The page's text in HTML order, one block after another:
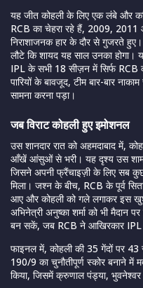
यह जीत कोहली के लिए एक लंबे और
RCB का चेहरा रहे हैं, 2009,
निराशाजनक हार के दौर से गुजरते
लौटे कि शायद यह साल उनका होगा।
IPL के सभी 18 सीज़न में सिर्फ RCB
पारियों के बावजूद, टीम बार-बार
सामना करना पड़ा।
जब विराट कोहली हुए इमोशनल
उस शानदार रात को अहमदाबाद में,
आँखें आंसुओं से भरी। यह दृश्य उस शाम
जिसने अपनी फ्रैंचाइज़ी के लिए सब
मिला। जश्न के बीच, RCB के पूर्व
आए और कोहली को गले लगाकर इस
अभिनेत्री अनुष्का शर्मा को भी मैदान
बन सकें, जब RCB ने आखिरकार IPL
फाइनल में, कोहली की 35 गेंदों पर 43
190/9 का चुनौतीपूर्ण स्कोर बनाने में
किया, जिसमें क्रुणाल पंड्या,